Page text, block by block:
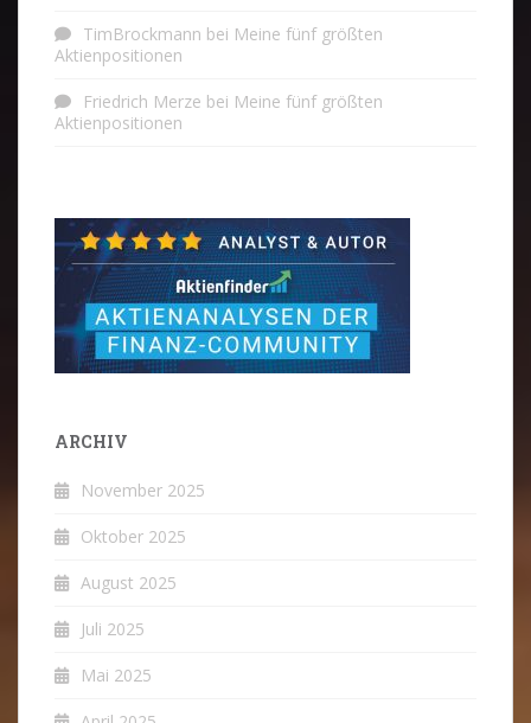
TimBrockmann bei Meine fünf größten
Aktienpositionen
Friedrich Merze bei Meine fünf größten
Aktienpositionen
ARCHIV
November 2025
Oktober 2025
August 2025
Juli 2025
Mai 2025